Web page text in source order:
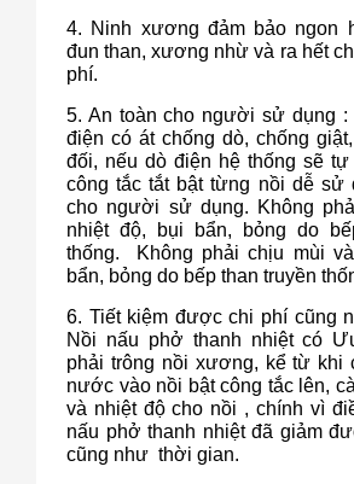
4. Ninh xương đảm bảo ngon
đun than, xương nhừ và ra hết
phí.
5. An toàn cho người sử dụng :
điện có át chống dò, chống
đối, nếu dò điện hệ thống sẽ tự
công tắc tắt bật từng nồi dễ sử
cho người sử dụng. Không
nhiệt độ, bụi bẩn, bỏng do
thống. Không phải chịu mùi
bẩn, bỏng do bếp than truyền
6. Tiết kiệm được chi phí cũng
Nồi nấu phở thanh nhiệt có
phải trông nồi xương, kể từ khi
nước vào nồi bật công tắc lên,
và nhiệt độ cho nồi , chính vì
nấu phở thanh nhiệt đã giảm
cũng như thời gian.